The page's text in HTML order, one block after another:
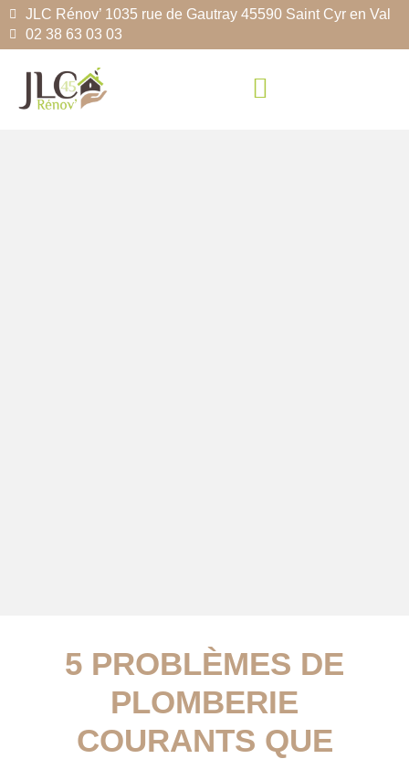
JLC Rénov’ 1035 rue de Gautray 45590 Saint Cyr en Val
02 38 63 03 03
5 PROBLÈMES DE
PLOMBERIE
COURANTS QUE